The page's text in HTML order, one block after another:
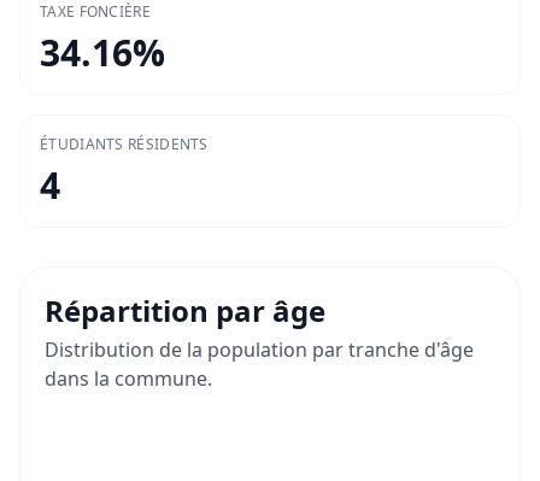
TAXE FONCIÈRE
34.16%
ÉTUDIANTS RÉSIDENTS
4
Répartition par âge
Distribution de la population par tranche d'âge
dans la commune.